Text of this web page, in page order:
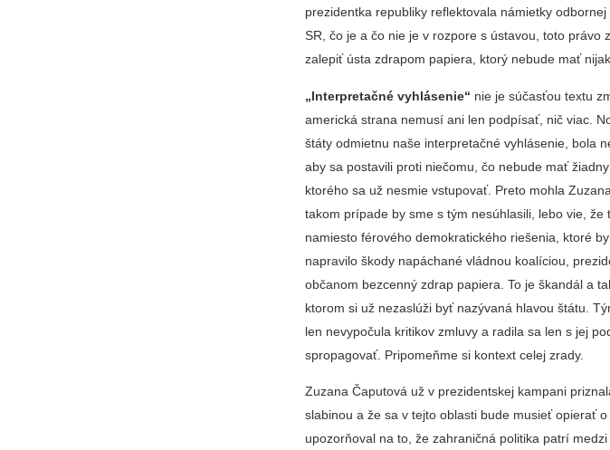
prezidentka republiky reflektovala námietky
SR, čo je a čo nie je v rozpore s ústavou, toto právo
zalepiť ústa zdrapom papiera, ktorý nebude mať
„Interpretačné vyhlásenie“ nie je súčasťou textu
americká strana nemusí ani len podpísať, nič viac.
štáty odmietnu naše interpretačné vyhlásenie, bola
aby sa postavili proti niečomu, čo nebude mať
ktorého sa už nesmie vstupovať. Preto mohla
takom prípade by sme s tým nesúhlasili, lebo vie, že
namiesto férového demokratického riešenia, ktoré
napravilo škody napáchané vládnou koalíciou,
občanom bezcenný zdrap papiera. To je škandál a
ktorom si už nezaslúži byť nazývaná hlavou štátu.
len nevypočula kritikov zmluvy a radila sa len s jej
spropagovať. Pripomeňme si kontext celej zrady.
Zuzana Čaputová už v prezidentskej kampani
slabinou a že sa v tejto oblasti bude musieť opierať
upozorňoval na to, že zahraničná politika patrí